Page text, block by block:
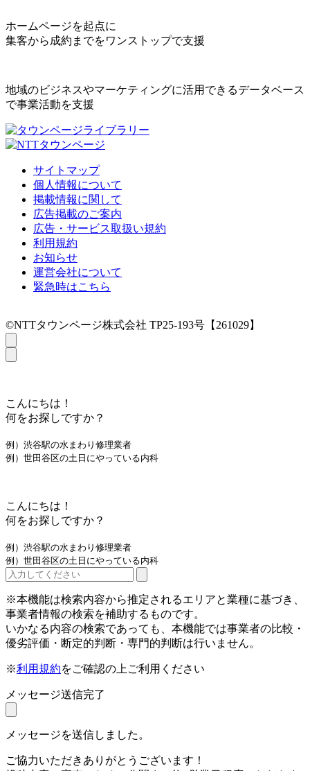
ホームページを起点に
集客から成約までをワンストップで支援
地域のビジネスやマーケティングに活用できるデータベース
で事業活動を支援
サイトマップ
個人情報について
掲載情報に関して
広告掲載のご案内
広告・サービス取扱い規約
利用規約
お知らせ
運営会社について
緊急時はこちら
©NTTタウンページ株式会社 TP25-193号【261029】
こんにちは！
何をお探しですか？
例）渋谷駅の水まわり修理業者
例）世田谷区の土日にやっている内科
こんにちは！
何をお探しですか？
例）渋谷駅の水まわり修理業者
例）世田谷区の土日にやっている内科
※本機能は検索内容から推定されるエリアと業種に基づき、
事業者情報の検索を補助するものです。
いかなる内容の検索であっても、本機能では事業者の比較・
優劣評価・断定的判断・専門的判断は行いません。
※利用規約をご確認の上ご利用ください
メッセージ送信完了
メッセージを送信しました。
ご協力いただきありがとうございます！